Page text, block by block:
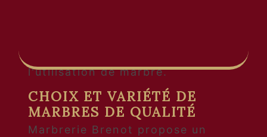
l'utilisation de marbre.
CHOIX ET VARIÉTÉ DE
MARBRES DE QUALITÉ
Marbrerie Brenot propose un